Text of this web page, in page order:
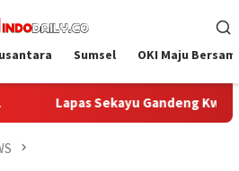
Sumsel OKI Maju
Materi Dasar Kepramukaan ke